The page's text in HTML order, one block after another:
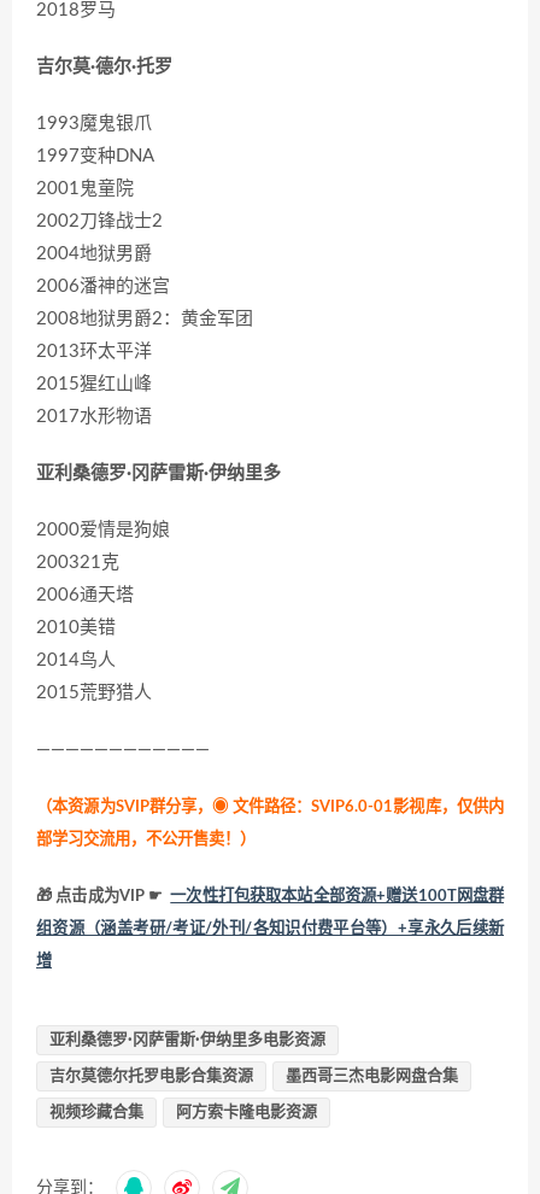
2018罗马
吉尔莫·德尔·托罗
1993魔鬼银爪
1997变种DNA
2001鬼童院
2002刀锋战士2
2004地狱男爵
2006潘神的迷宫
2008地狱男爵2：黄金军团
2013环太平洋
2015猩红山峰
2017水形物语
亚利桑德罗·冈萨雷斯·伊纳里多
2000爱情是狗娘
200321克
2006通天塔
2010美错
2014鸟人
2015荒野猎人
————————————
（本资源为SVIP群分享，◉ 文件路径：SVIP6.0-01影视库，仅供内
部学习交流用，不公开售卖！ ）
🎁 点击成为VIP ☛ 一次性打包获取本站全部资源+赠送100T网盘群
组资源（涵盖考研/考证/外刊/各知识付费平台等）+享永久后续新
增
亚利桑德罗·冈萨雷斯·伊纳里多电影资源
吉尔莫德尔托罗电影合集资源 墨西哥三杰电影网盘合集
视频珍藏合集 阿方索卡隆电影资源
分享到：